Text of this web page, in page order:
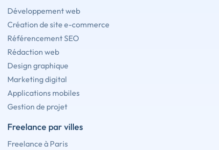
Développement web
Création de site e-commerce
Référencement SEO
Rédaction web
Design graphique
Marketing digital
Applications mobiles
Gestion de projet
Freelance par villes
Freelance à Paris